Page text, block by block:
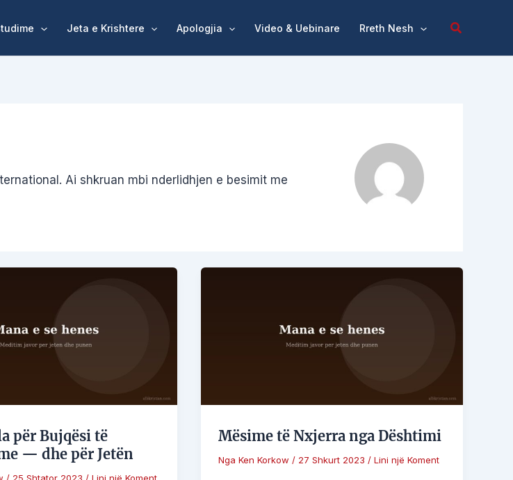
Jeta e Krishtere Apologjia Video & Uebinare Rreth Nesh Kërko
Ai shkruan mbi nderlidhjen e besimit me
për Bujqësi të
— dhe për Jetën
/ 25 Shtator 2023 / Lini një Koment
Mësime të Nxjerra nga Dështimi
NgaKen Korkow / 27 Shkurt 2023 /Lini një Koment